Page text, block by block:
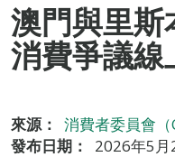
澳門與里
消費爭議
來源：
消費者委員會（
發布日期：
2026年5